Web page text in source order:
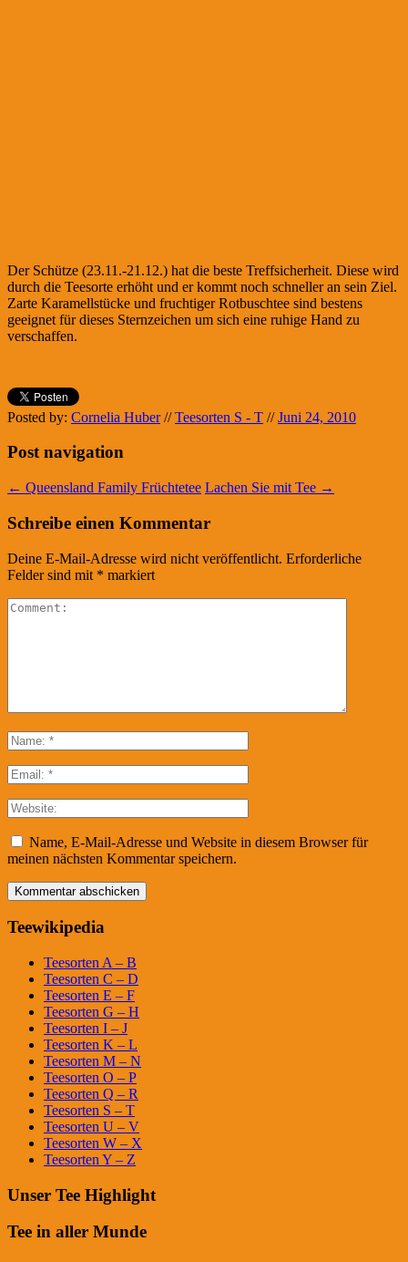
Der Schütze (23.11.-21.12.) hat die beste Treffsicherheit. Diese wird
durch die Teesorte erhöht und er kommt noch schneller an sein Ziel.
Zarte Karamellstücke und fruchtiger Rotbuschtee sind bestens
geeignet für dieses Sternzeichen um sich eine ruhige Hand zu
verschaffen.
Posted by: Cornelia Huber // Teesorten S - T // Juni 24, 2010
Post navigation
← Queensland Family Früchtetee Lachen Sie mit Tee →
Schreibe einen Kommentar
Deine E-Mail-Adresse wird nicht veröffentlicht. Erforderliche
Felder sind mit * markiert
Name, E-Mail-Adresse und Website in diesem Browser für
meinen nächsten Kommentar speichern.
Teewikipedia
Teesorten A – B
Teesorten C – D
Teesorten E – F
Teesorten G – H
Teesorten I – J
Teesorten K – L
Teesorten M – N
Teesorten O – P
Teesorten Q – R
Teesorten S – T
Teesorten U – V
Teesorten W – X
Teesorten Y – Z
Unser Tee Highlight
Tee in aller Munde